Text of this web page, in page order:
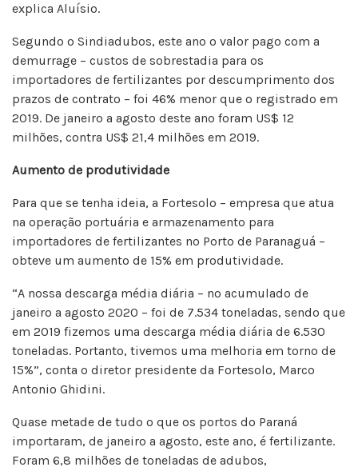
explica Aluísio.
Segundo o Sindiadubos, este ano o valor pago com a
demurrage – custos de sobrestadia para os
importadores de fertilizantes por descumprimento dos
prazos de contrato – foi 46% menor que o registrado em
2019. De janeiro a agosto deste ano foram US$ 12
milhões, contra US$ 21,4 milhões em 2019.
Aumento de produtividade
Para que se tenha ideia, a Fortesolo – empresa que atua
na operação portuária e armazenamento para
importadores de fertilizantes no Porto de Paranaguá –
obteve um aumento de 15% em produtividade.
“A nossa descarga média diária – no acumulado de
janeiro a agosto 2020 – foi de 7.534 toneladas, sendo que
em 2019 fizemos uma descarga média diária de 6.530
toneladas. Portanto, tivemos uma melhoria em torno de
15%”, conta o diretor presidente da Fortesolo, Marco
Antonio Ghidini.
Quase metade de tudo o que os portos do Paraná
importaram, de janeiro a agosto, este ano, é fertilizante.
Foram 6,8 milhões de toneladas de adubos,